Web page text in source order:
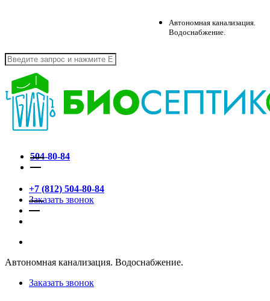
Search
504-80-84
+7 (812) 504-80-84
Заказать звонок
Автономная канализация.
Водоснабжение.
Автономная канализация. Водоснабжение.
Заказать звонок
+7 (812) 504-80-84
ГЛАВНАЯ
ЗАКАЗАТЬ ЗВОНОК